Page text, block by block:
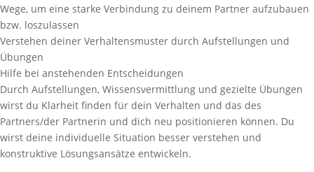
Wege, um eine starke Verbindung zu deinem Partner aufzubauen
bzw. loszulassen
Verstehen deiner Verhaltensmuster durch Aufstellungen und
Übungen
Hilfe bei anstehenden Entscheidungen
Durch Aufstellungen, Wissensvermittlung und gezielte Übungen
wirst du Klarheit finden für dein Verhalten und das des
Partners/der Partnerin und dich neu positionieren können. Du
wirst deine individuelle Situation besser verstehen und
konstruktive Lösungsansätze entwickeln.